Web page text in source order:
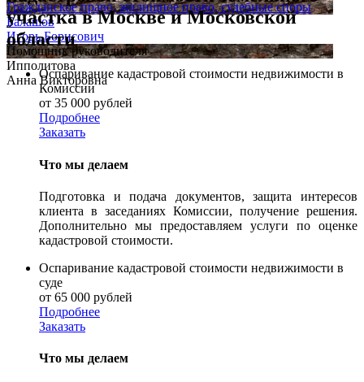
Гражданское право, жилищное право, судебные споры
Балашов
Игорь Борисович
Помощник руководителя
Ипполитова
Анна Викторовна
участка в Москве и Московской
области
Оспаривание кадастровой стоимости недвижимости в
Комиссии
от 35 000 рублей
Подробнее
Заказать
Что мы делаем
Подготовка и подача документов, защита интересов
клиента в заседаниях Комиссии, получение решения.
Дополнительно мы предоставляем услуги по оценке
кадастровой стоимости.
Оспаривание кадастровой стоимости недвижимости в
суде
от 65 000 рублей
Подробнее
Заказать
Что мы делаем